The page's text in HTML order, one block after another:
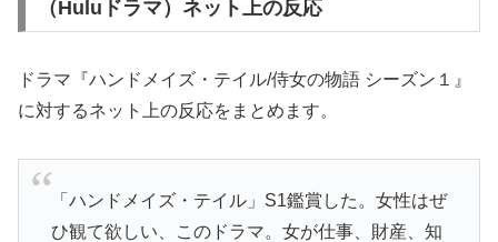
（Huluドラマ）ネット上の反応
ドラマ『ハンドメイズ・テイル/侍女の物語 シーズン１』
に対するネット上の反応をまとめます。
「ハンドメイズ・テイル」S1鑑賞した。女性はぜ
ひ観て欲しい、このドラマ。女が仕事、財産、知